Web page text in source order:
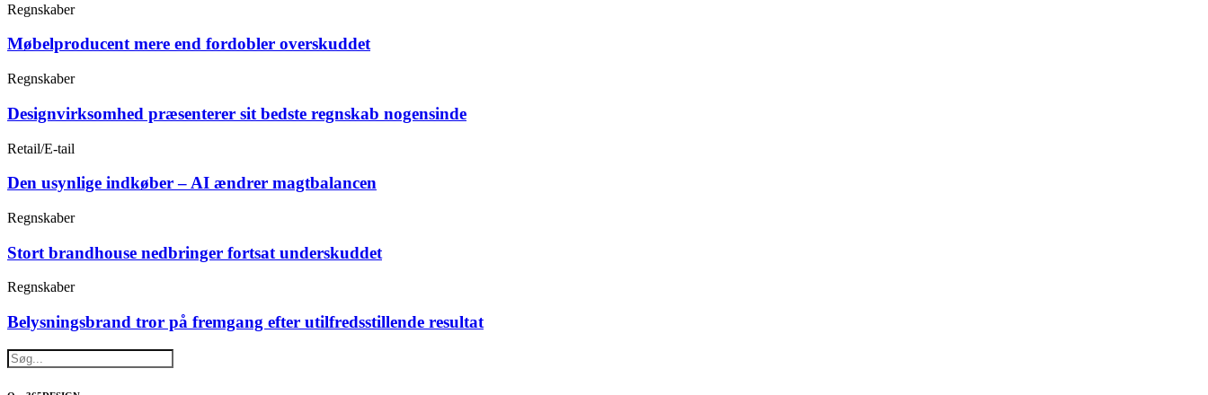
Regnskaber
Møbelproducent mere end fordobler overskuddet
Regnskaber
Designvirksomhed præsenterer sit bedste regnskab nogensinde
Retail/E-tail
Den usynlige indkøber – AI ændrer magtbalancen
Regnskaber
Stort brandhouse nedbringer fortsat underskuddet
Regnskaber
Belysningsbrand tror på fremgang efter utilfredsstillende resultat